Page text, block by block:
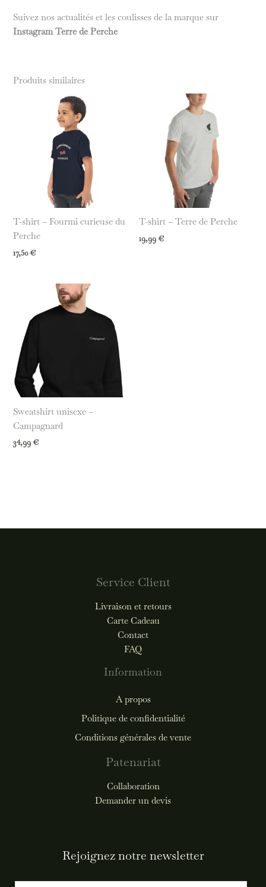
Suivez nos actualités et les coulisses de la marque sur
Instagram Terre de Perche
Produits similaires
T-shirt – Fourmi curieuse du
Perche
17,50€
T-shirt – Terre de Perche
19,99 €
Sweatshirt unisexe –
Campagnard
34,99 €
Service Client
Livraison et retours
Carte Cadeau
Contact
FAQ
Information
A propos
Politique de confidentialité
Conditions générales de vente
Patenariat
Collaboration
Demander un devis
Rejoignez notre newsletter